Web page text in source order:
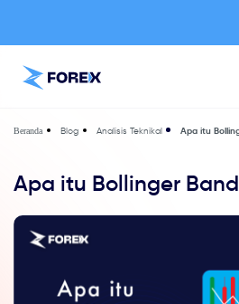
Beranda Blog Analisis Teknikal Apa itu
Apa itu Bollinger